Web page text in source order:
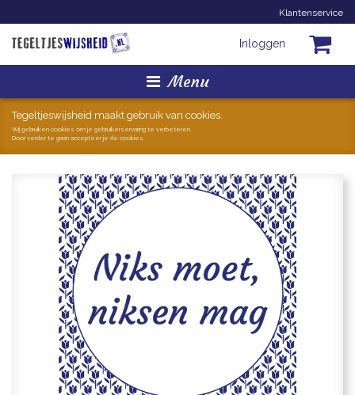
Klantenservice
Inloggen
Menu
Homepage
Tegeltjes
Geschenkjes
Zoeken
Tegeltjeswijsheid maakt gebruik van cookies.
Wij gebruiken cookies om je gebruikerservaring te verbeteren.
Door verder te gaan accepteer je de cookies.